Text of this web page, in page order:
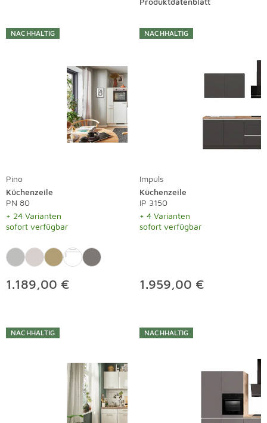
NACHHALTIG
Pino
Küchenzeile
PN 80
+ 24 Varianten
sofort verfügbar
1.189,00 €
NACHHALTIG
Impuls
Küchenzeile
IP 3150
+ 4 Varianten
sofort verfügbar
1.959,00 €
NACHHALTIG NACHHALTIG